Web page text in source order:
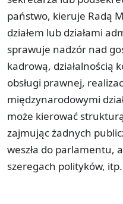
państwo, kieruje Radą
działem lub działami
sprawuje nadzór nad
kadrową, działalnością
obsługi prawnej,
międzynarodowymi
może kierować
zajmując żadnych
weszła do parlamentu,
szeregach polityków, itp.